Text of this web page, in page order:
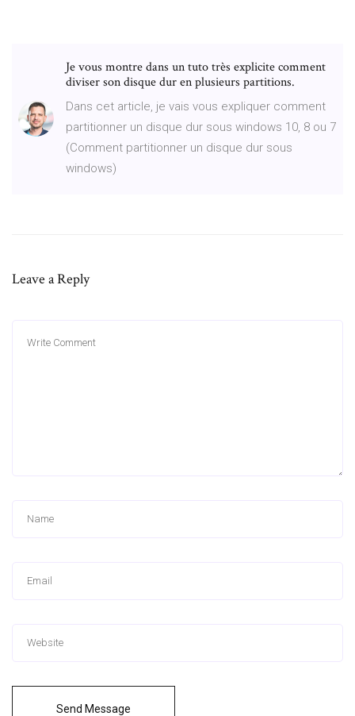
Je vous montre dans un tuto très explicite comment
diviser son disque dur en plusieurs partitions.
Dans cet article, je vais vous expliquer comment
partitionner un disque dur sous windows 10, 8 ou 7
(Comment partitionner un disque dur sous
windows)
Leave a Reply
Send Message